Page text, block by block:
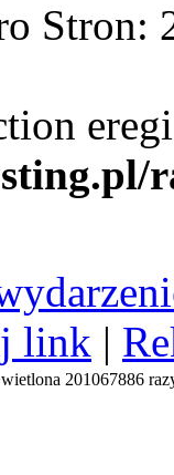
Stron:
link |
201067886